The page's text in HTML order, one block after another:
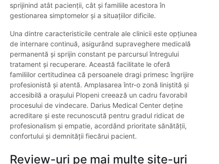
sprijinind atât pacienții, cât și familiile acestora în
gestionarea simptomelor și a situațiilor dificile.
Una dintre caracteristicile centrale ale clinicii este opțiunea
de internare continuă, asigurând supraveghere medicală
permanentă și sprijin constant pe parcursul întregului
tratament și recuperare. Această facilitate le oferă
familiilor certitudinea că persoanele dragi primesc îngrijire
profesionistă și atentă. Amplasarea într-o zonă liniștită și
accesibilă a orașului Plopeni creează un cadru favorabil
procesului de vindecare. Darius Medical Center deține
acreditare și este recunoscută pentru gradul ridicat de
profesionalism și empatie, acordând prioritate sănătății,
confortului și demnității fiecărui pacient.
Review-uri pe mai multe site-uri